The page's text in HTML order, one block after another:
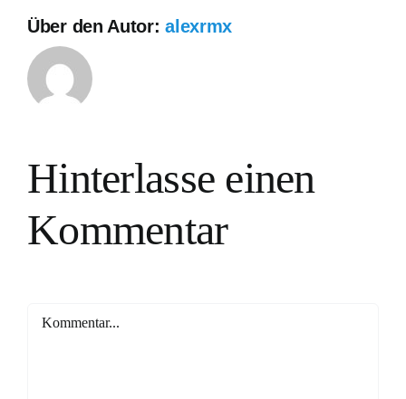
Über den Autor:alexrmx
Hinterlasse einen
Kommentar
Kommentar